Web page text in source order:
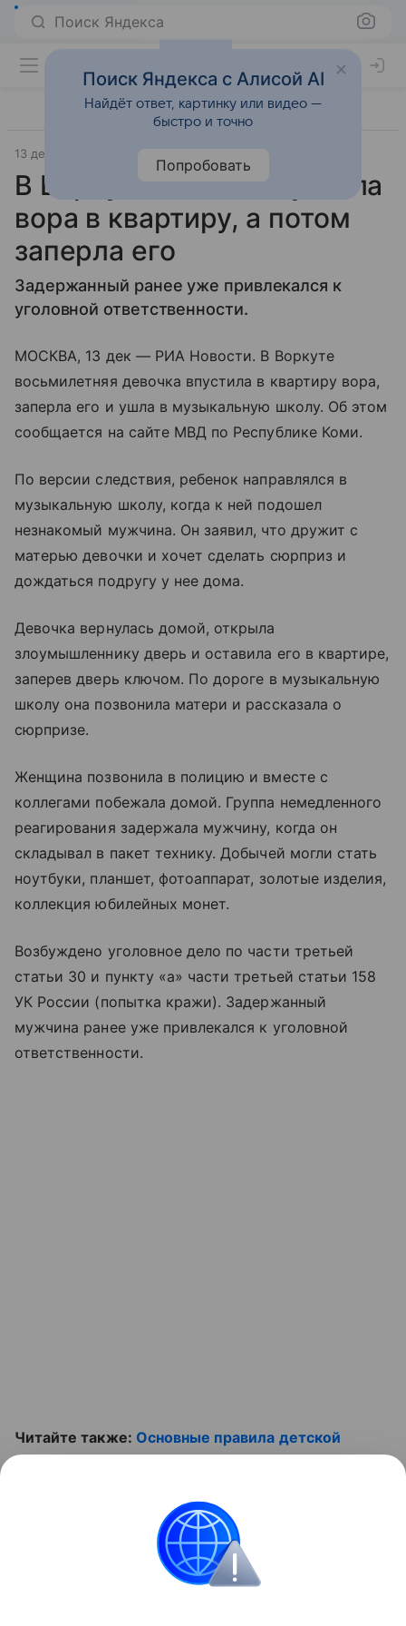
Поиск Яндекса
13 декабря 2019
В Воркуте девочка пустила
вора в квартиру, а потом
заперла его
Задержанный ранее уже привлекался к
уголовной ответственности.
МОСКВА, 13 дек — РИА Новости. В Воркуте
восьмилетняя девочка впустила в квартиру вора,
заперла его и ушла в музыкальную школу. Об этом
сообщается на сайте МВД по Республике Коми.
По версии следствия, ребенок направлялся в
музыкальную школу, когда к ней подошел
незнакомый мужчина. Он заявил, что дружит с
матерью девочки и хочет сделать сюрприз и
дождаться подругу у нее дома.
Девочка вернулась домой, открыла
злоумышленнику дверь и оставила его в квартире,
заперев дверь ключом. По дороге в музыкальную
школу она позвонила матери и рассказала о
сюрпризе.
Женщина позвонила в полицию и вместе с
коллегами побежала домой. Группа немедленного
реагирования задержала мужчину, когда он
складывал в пакет технику. Добычей могли стать
ноутбуки, планшет, фотоаппарат, золотые изделия,
коллекция юбилейных монет.
Возбуждено уголовное дело по части третьей
статьи 30 и пункту «а» части третьей статьи 158
УК России (попытка кражи). Задержанный
мужчина ранее уже привлекался к уголовной
ответственности.
Читайте также: Основные правила детской
Контент недоступен
происшествия
Поиск Яндекса с Алисой AI
Найдёт ответ, картинку или видео —
быстро и точно
Попробовать